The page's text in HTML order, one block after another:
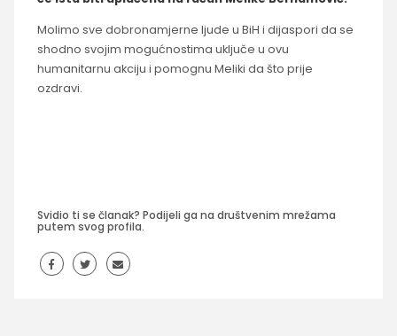
Molimo sve dobronamjerne ljude u BiH i dijaspori da se
shodno svojim mogućnostima uključe u ovu
humanitarnu akciju i pomognu Meliki da što prije
ozdravi.
Svidio ti se članak? Podijeli ga na društvenim mrežama
putem svog profila.